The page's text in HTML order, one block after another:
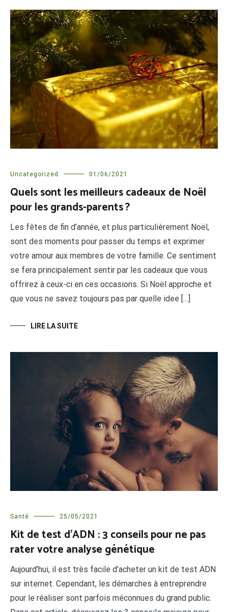
Uncategorized 01/06/2021
Quels sont les meilleurs cadeaux de Noël
pour les grands-parents ?
Les fêtes de fin d’année, et plus particulièrement Noël,
sont des moments pour passer du temps et exprimer
votre amour aux membres de votre famille. Ce sentiment
se fera principalement sentir par les cadeaux que vous
offrirez à ceux-ci en ces occasions. Si Noël approche et
que vous ne savez toujours pas par quelle idee […]
LIRE LA SUITE
Santé 25/05/2021
Kit de test d’ADN : 3 conseils pour ne pas
rater votre analyse génétique
Aujourd’hui, il est très facile d’acheter un kit de test ADN
sur internet. Cependant, les démarches à entreprendre
pour le réaliser sont parfois méconnues du grand public.